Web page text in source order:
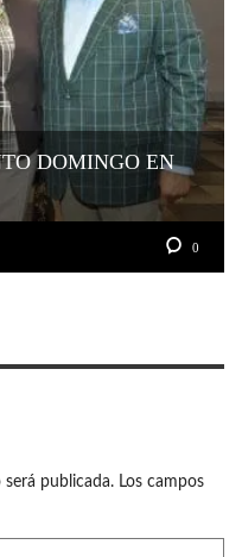
DOMINGO EN
0
será publicada. Los campos